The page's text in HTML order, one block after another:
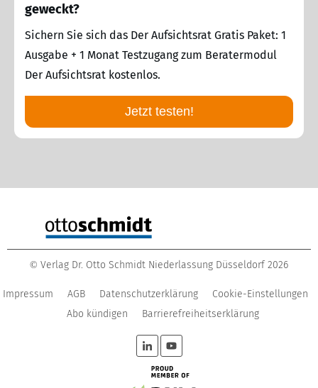
geweckt?
Sichern Sie sich das Der Aufsichtsrat Gratis Paket: 1
Ausgabe + 1 Monat Testzugang zum Beratermodul
Der Aufsichtsrat kostenlos.
Jetzt testen!
© Verlag Dr. Otto Schmidt Niederlassung Düsseldorf 2026
Impressum AGB Datenschutzerklärung
Cookie-Einstellungen
Abo kündigen
Barrierefreiheitserklärung